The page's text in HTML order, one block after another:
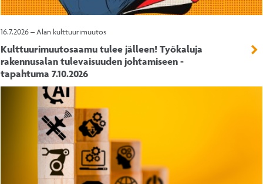
16.7.2026 – Alan kulttuurimuutos
Kulttuurimuutosaamu tulee jälleen! Työkaluja
rakennusalan tulevaisuuden johtamiseen -
tapahtuma 7.10.2026